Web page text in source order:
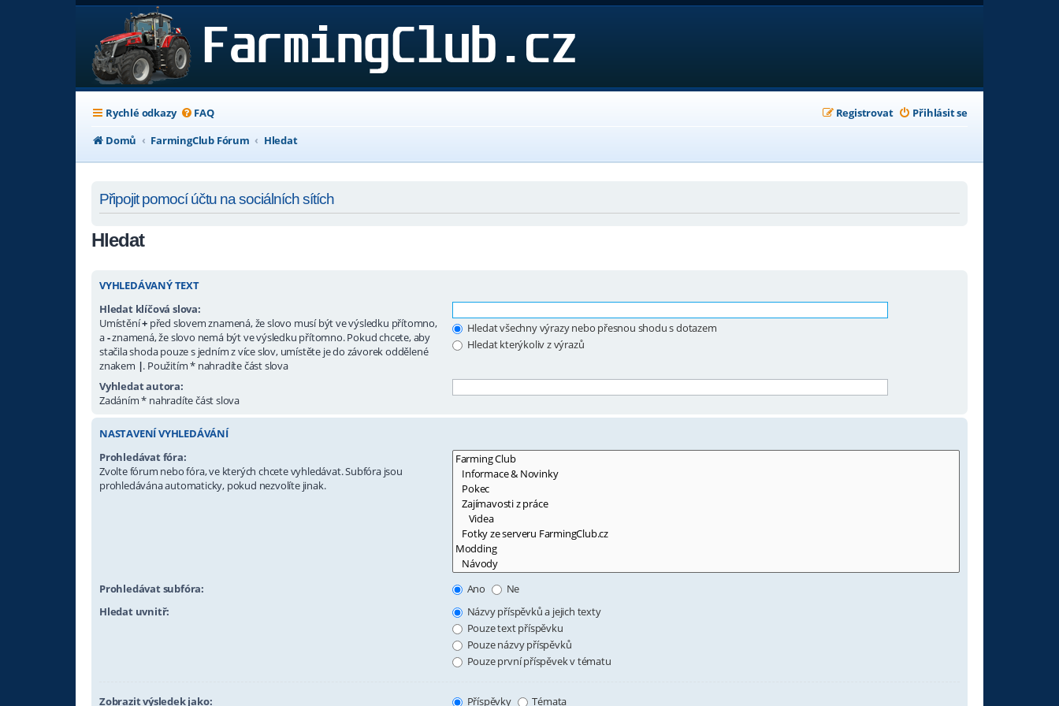
Rychlé odkazy FAQ Přihlásit se
Registrovat
Domů
FarmingClub Fórum Hledat
Připojit pomocí účtu na sociálních sítích
Hledat
VYHLEDÁVANÝ TEXT
Hledat klíčová slova:
Umístění+před slovem znamená, že slovo musí být ve výsledku přítomno,
a-znamená, že slovo nemá být ve výsledku přítomno. Pokud chcete, aby
stačila shoda pouze s jedním z více slov, umístěte je do závorek oddělené
znakem |. Použitím * nahradíte část slova
Hledat všechny výrazy nebo přesnou shodu s dotazem
Hledat kterýkoliv z výrazů
Vyhledat autora:
Zadáním * nahradíte část slova
NASTAVENÍ VYHLEDÁVÁNÍ
Prohledávat fóra:
Zvolte fórum nebo fóra, ve kterých chcete vyhledávat. Subfóra jsou
prohledávána automaticky, pokud nezvolíte jinak.
Prohledávat subfóra: Ano
Ne
Hledat uvnitř:
Názvy příspěvků a jejich texty
Pouze text příspěvku
Pouze názvy příspěvků
Pouze první příspěvek v tématu
Zobrazit výsledek jako: Příspěvky Témata